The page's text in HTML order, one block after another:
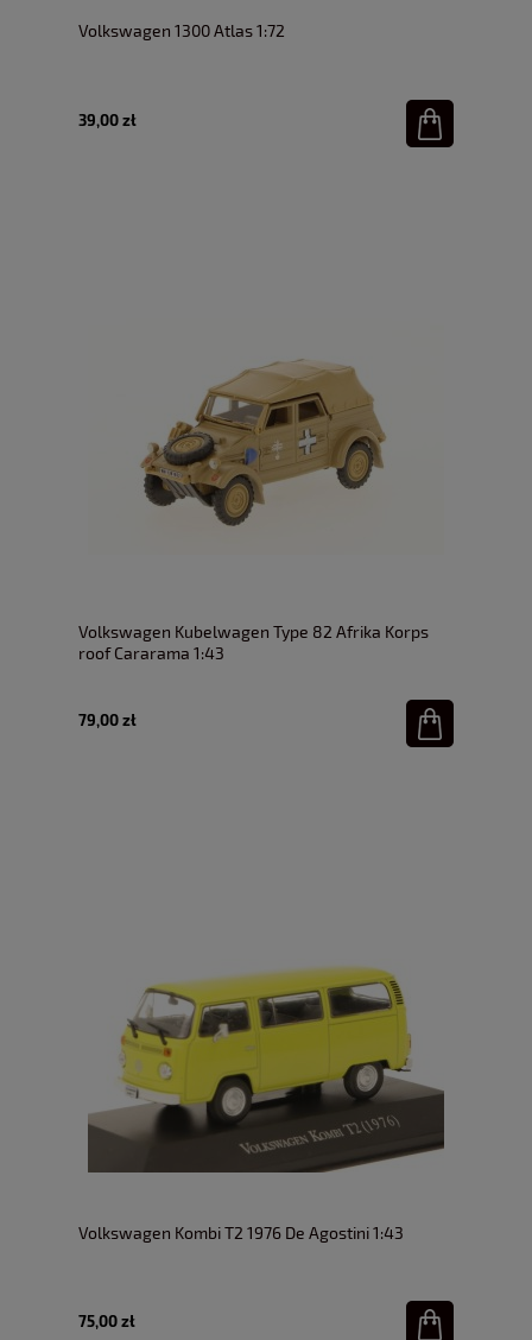
Volkswagen 1300 Atlas 1:72
39,00 zł
Volkswagen Kubelwagen Type 82 Afrika Korps
roof Cararama 1:43
79,00 zł
Volkswagen Kombi T2 1976 De Agostini 1:43
75,00 zł